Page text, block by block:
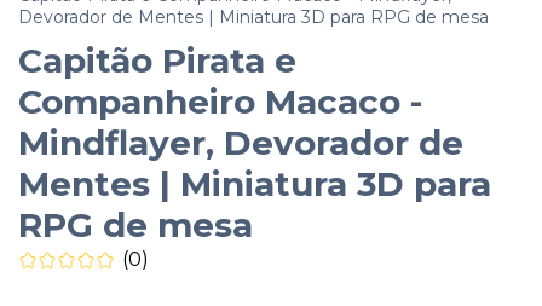
Devorador de Mentes | Miniatura 3D para RPG de mesa
Capitão Pirata e
Companheiro Macaco -
Mindflayer, Devorador de
Mentes | Miniatura 3D para
RPG de mesa
(0)